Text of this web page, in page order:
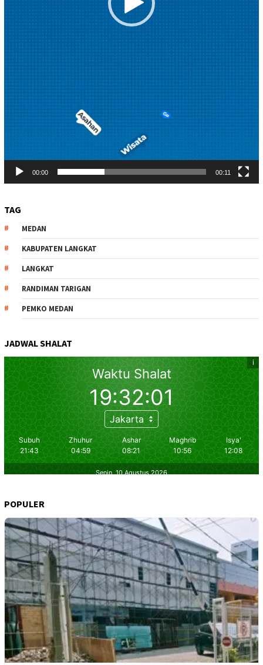
00:00 00:11
TAG
MEDAN
KABUPATEN LANGKAT
LANGKAT
RANDIMAN TARIGAN
PEMKO MEDAN
JADWAL SHALAT
POPULER